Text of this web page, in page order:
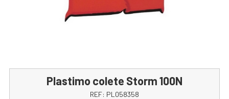
Plastimo colete Storm 100N
REF: PL058358